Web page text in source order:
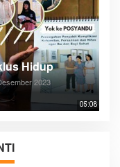
05:08
Hidup
2023